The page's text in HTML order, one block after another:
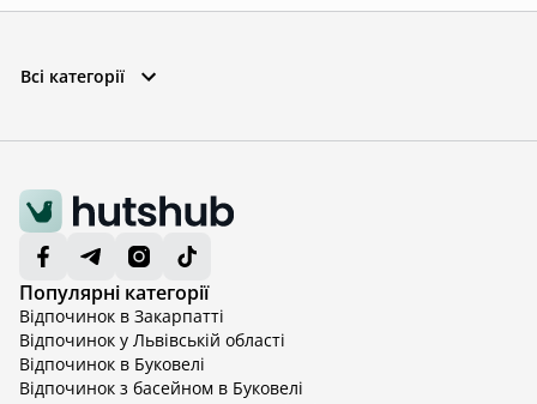
Всі категорії
Популярні категорії
Відпочинок в Закарпатті
Відпочинок у Львівській області
Відпочинок в Буковелі
Відпочинок з басейном в Буковелі